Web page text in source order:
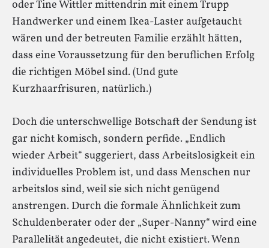
oder Tine Wittler mittendrin mit einem Trupp
Handwerker und einem Ikea-Laster aufgetaucht
wären und der betreuten Familie erzählt hätten,
dass eine Voraussetzung für den beruflichen Erfolg
die richtigen Möbel sind. (Und gute
Kurzhaarfrisuren, natürlich.)
Doch die unterschwellige Botschaft der Sendung ist
gar nicht komisch, sondern perfide. „Endlich
wieder Arbeit“ suggeriert, dass Arbeitslosigkeit ein
individuelles Problem ist, und dass Menschen nur
arbeitslos sind, weil sie sich nicht genügend
anstrengen. Durch die formale Ähnlichkeit zum
Schuldenberater oder der „Super-Nanny“ wird eine
Parallelität angedeutet, die nicht existiert. Wenn